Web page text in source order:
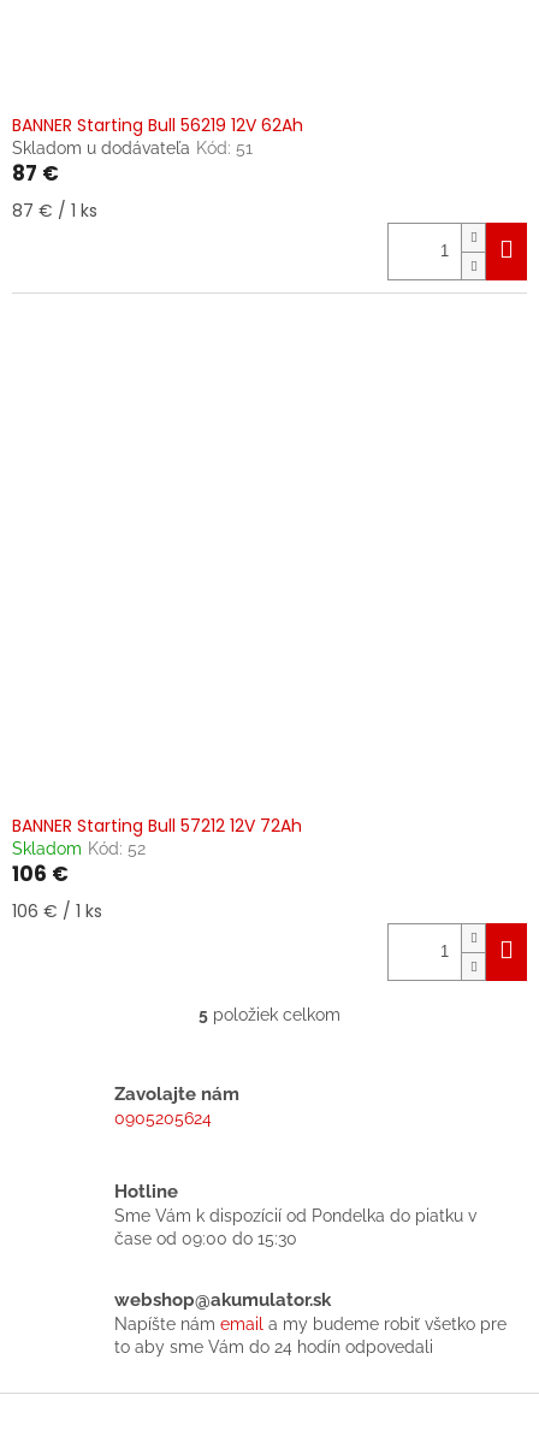
BANNER Starting Bull 56219 12V 62Ah
Skladom u dodávateľa Kód: 51
87 €
Jednotková
87 € / 1 ks
BANNER Starting Bull 57212 12V 72Ah
Skladom Kód: 52
106 €
Jednotková
106 € / 1 ks
O
e
p
r
k
y
v
p
5 položiek celkom
Zavolajte nám
0905205624
Hotline
Sme Vám k dispozícií od Pondelka do piatku v
čase od 09:00 do 15:30
webshop@akumulator.sk
Napíšte nám email a my budeme robiť všetko pre
to aby sme Vám do 24 hodín odpovedali
Z